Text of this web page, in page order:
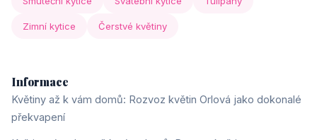
Zimní kytice Čerstvé květiny
Informace
Květiny až k vám domů: Rozvoz květin Orlová jako dokonalé
překvapení